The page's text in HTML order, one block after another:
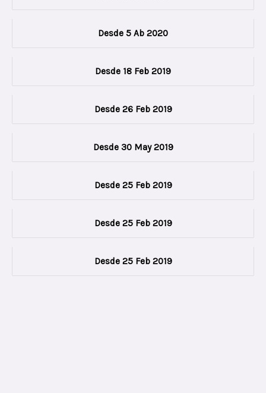
Desde 5 Ab 2020
Desde 18 Feb 2019
Desde 26 Feb 2019
Desde 30 May 2019
Desde 25 Feb 2019
Desde 25 Feb 2019
Desde 25 Feb 2019